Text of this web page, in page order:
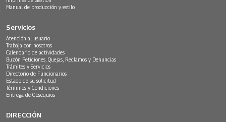
Manual de producción y estilo
Servicios
Atención al usuario
Trabaja con nosotros
Calendario de actividades
Buzón Peticiones, Quejas, Reclamos y Denuncias
Trámites y Servicios
Directorio de Funcionarios
Estado de su solicitud
Términos y Condiciones
Entrega de Obsequios
DIRECCIÓN